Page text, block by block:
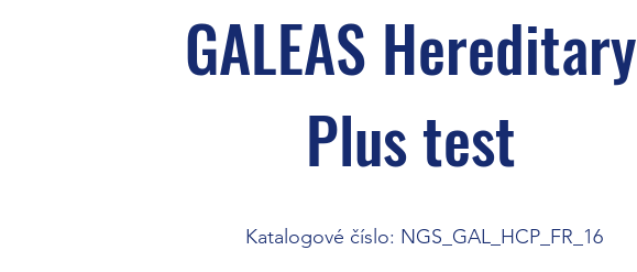
GALEAS Hereditary
Plus test
Katalogové číslo: NGS_GAL_HCP_FR_16